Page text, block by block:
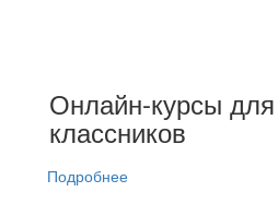
Онлайн-курсы
классников
Подробнее